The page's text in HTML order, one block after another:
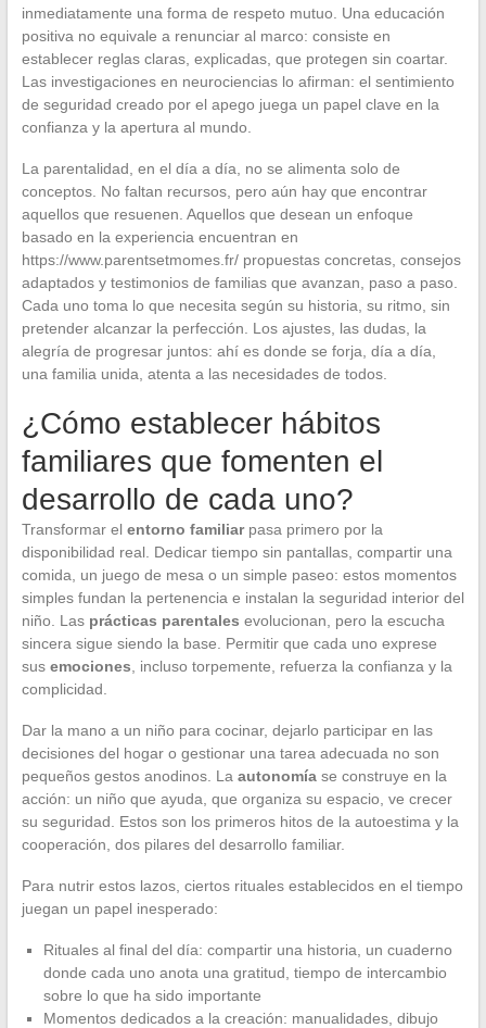
inmediatamente una forma de respeto mutuo. Una educación
positiva no equivale a renunciar al marco: consiste en
establecer reglas claras, explicadas, que protegen sin coartar.
Las investigaciones en neurociencias lo afirman: el sentimiento
de seguridad creado por el apego juega un papel clave en la
confianza y la apertura al mundo.
La parentalidad, en el día a día, no se alimenta solo de
conceptos. No faltan recursos, pero aún hay que encontrar
aquellos que resuenen. Aquellos que desean un enfoque
basado en la experiencia encuentran en
https://www.parentsetmomes.fr/ propuestas concretas, consejos
adaptados y testimonios de familias que avanzan, paso a paso.
Cada uno toma lo que necesita según su historia, su ritmo, sin
pretender alcanzar la perfección. Los ajustes, las dudas, la
alegría de progresar juntos: ahí es donde se forja, día a día,
una familia unida, atenta a las necesidades de todos.
¿Cómo establecer hábitos
familiares que fomenten el
desarrollo de cada uno?
Transformar el entorno familiarpasa primero por la
disponibilidad real. Dedicar tiempo sin pantallas, compartir una
comida, un juego de mesa o un simple paseo: estos momentos
simples fundan la pertenencia e instalan la seguridad interior del
niño. Las prácticas parentales evolucionan, pero la escucha
sincera sigue siendo la base. Permitir que cada uno exprese
sus emociones , incluso torpemente, refuerza la confianza y la
complicidad.
Dar la mano a un niño para cocinar, dejarlo participar en las
decisiones del hogar o gestionar una tarea adecuada no son
pequeños gestos anodinos. La autonomíase construye en la
acción: un niño que ayuda, que organiza su espacio, ve crecer
su seguridad. Estos son los primeros hitos de la autoestima y la
cooperación, dos pilares del desarrollo familiar.
Para nutrir estos lazos, ciertos rituales establecidos en el tiempo
juegan un papel inesperado:
Rituales al final del día: compartir una historia, un cuaderno
donde cada uno anota una gratitud, tiempo de intercambio
sobre lo que ha sido importante
Momentos dedicados a la creación: manualidades, dibujo